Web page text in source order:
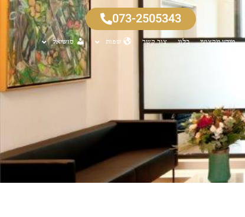
073-2505343
מידע מקצועי בלוג צור קשר שפות סושיאל